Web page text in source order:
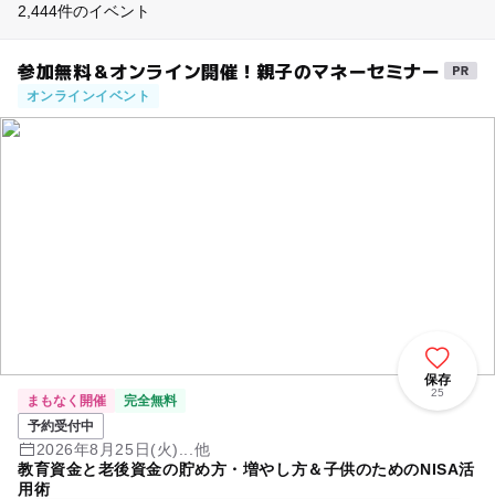
2,444件のイベント
参加無料＆オンライン開催！親子のマネーセミナー
オンラインイベント
保存
25
まもなく開催
完全無料
予約受付中
2026年8月25日(火)...他
教育資金と老後資金の貯め方・増やし方＆子供のためのNISA活
用術